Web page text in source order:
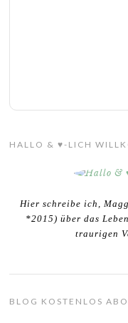
HALLO & ♥-LICH
Hier schreibe ich,
*2015) über das
traurigen
BLOG KOSTENLOS